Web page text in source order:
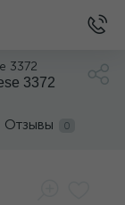
3372
3372
Отзывы 0